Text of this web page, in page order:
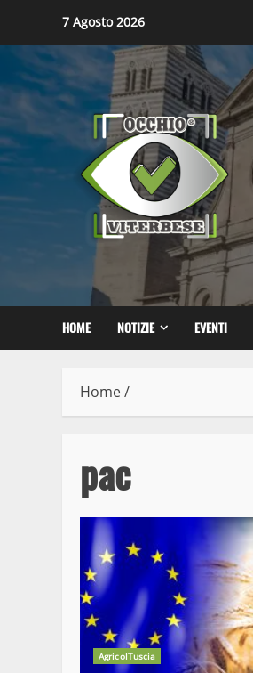
content
7 Agosto 2026
HOME NOTIZIE EVENTI
Home/
pac
AgricolTuscia